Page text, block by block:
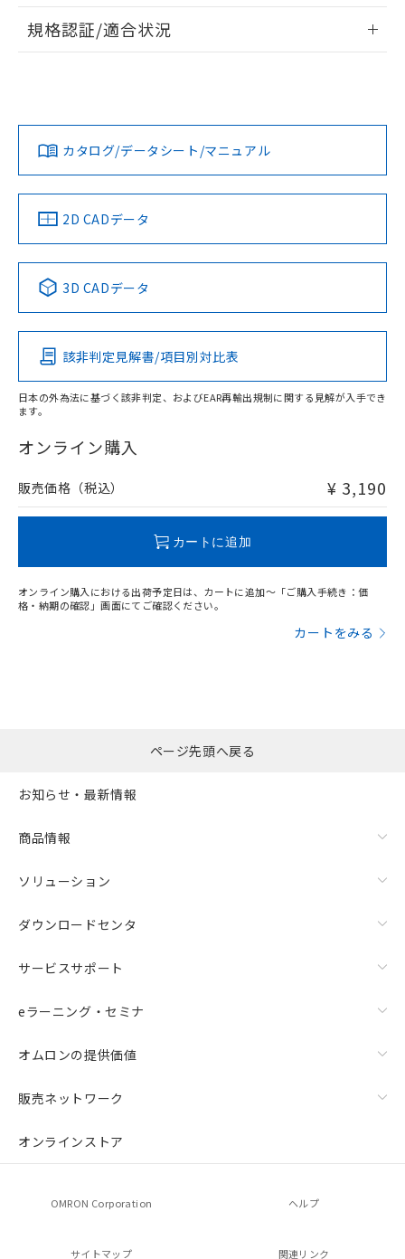
ログイン/会員登録
ダウンロードデータをご利用いただく前に、以下を必ずお読
みください。
ソフトウェアの使用条件
EU RoHS 注意事項・凡例
対応済み
中国 RoHS 注意事項・凡例
Pb Hg Cd Cr(VI)
O
在庫等で未対応品が混在する可能性があります。
問い合わせください。
規格認証/適合状況
カタログ/データシート/マニュアル
2D CADデータ
3D CADデータ
該非判定見解書/項目別対比表
日本の外為法に基づく該非判定、およびEAR再輸出規制に関する見解が入手でき
ます。
オンライン購入
販売価格（税込） ¥ 3,190
カートに追加
オンライン購入における出荷予定日は、カートに追加～「ご購入手続き：価
格・納期の確認」画面にてご確認ください。
カートをみる
ページ先頭へ戻る
お知らせ・最新情報
商品情報
ソリューション
ダウンロードセンタ
サービスサポート
eラーニング・セミナ
オムロンの提供価値
販売ネットワーク
オンラインストア
OMRON Corporation ヘルプ
サイトマップ 関連リンク